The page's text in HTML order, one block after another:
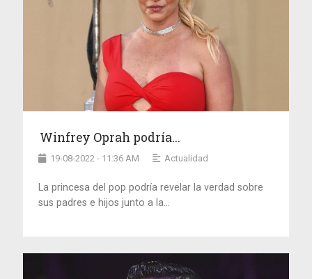
Winfrey Oprah podría...
19-08-2022 - 11:36 AM Actualidad
La princesa del pop podría revelar la verdad sobre
sus padres e hijos junto a la...